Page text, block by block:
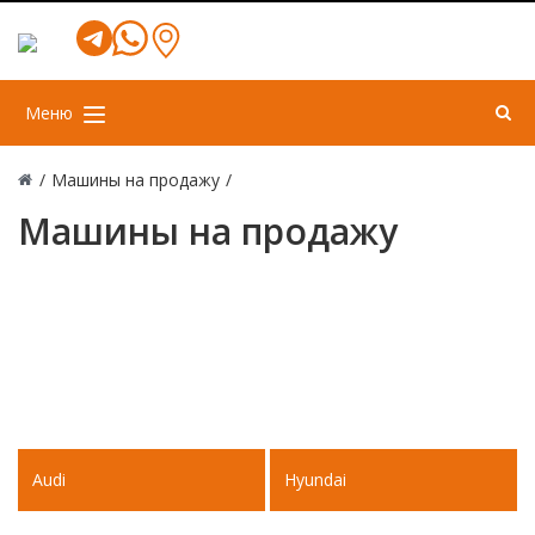
Меню
/ Машины на продажу /
Машины на продажу
Audi Hyundai